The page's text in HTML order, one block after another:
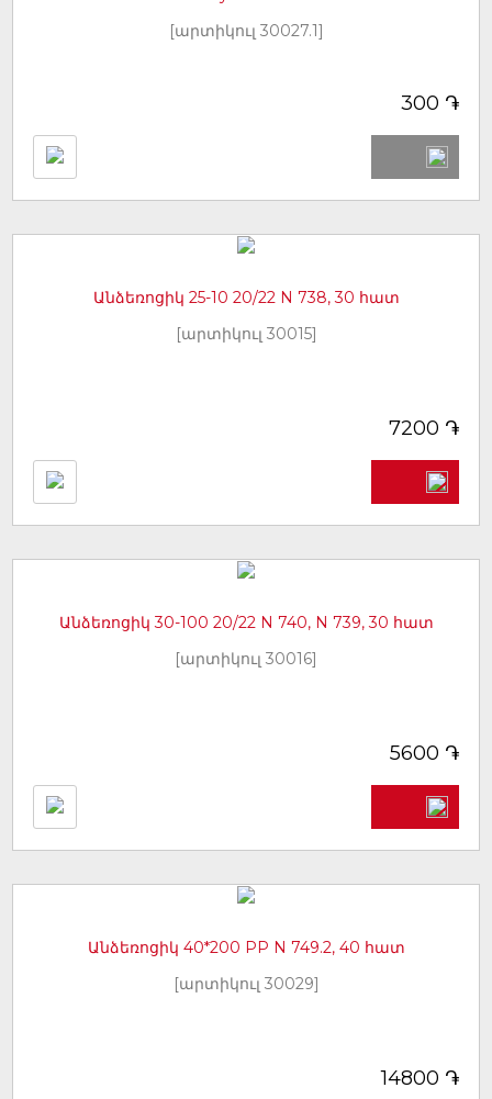
[արտիկուլ 30027.1]
300 ֏
Անձեռոցիկ 25-10 20/22 N 738, 30 հատ
[արտիկուլ 30015]
7200 ֏
Անձեռոցիկ 30-100 20/22 N 740, N 739, 30 հատ
[արտիկուլ 30016]
5600 ֏
Անձեռոցիկ 40*200 PP N 749.2, 40 հատ
[արտիկուլ 30029]
14800 ֏